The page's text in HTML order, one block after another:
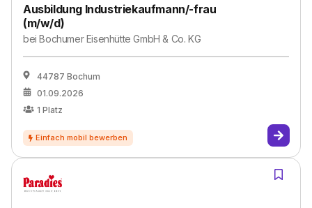
Ausbildung Industriekaufmann/-frau
(m/w/d)
beiBochumer Eisenhütte GmbH & Co. KG
44787 Bochum
01.09.2026
1 Platz